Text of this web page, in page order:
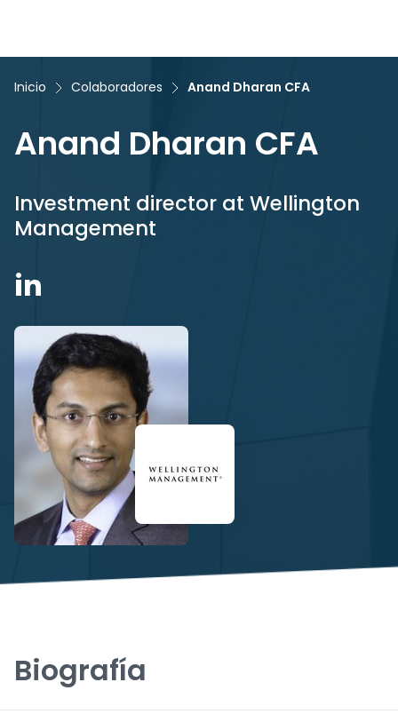
Inicio Colaboradores Anand Dharan CFA
Anand Dharan CFA
Investment director at Wellington
Management
Biografía